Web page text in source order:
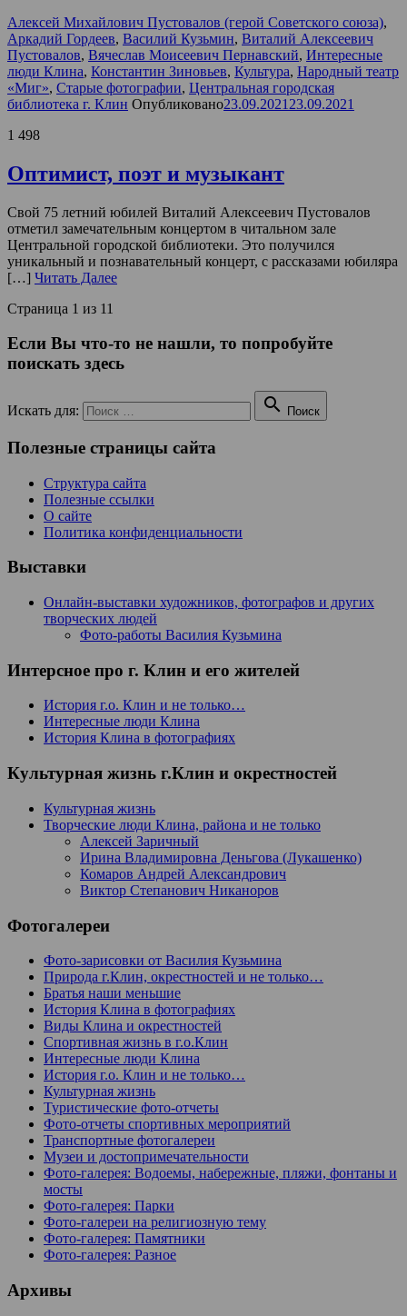
Алексей Михайлович Пустовалов (герой Советского союза),
Аркадий Гордеев, Василий Кузьмин, Виталий Алексеевич
Пустовалов, Вячеслав Моисеевич Пернавский, Интересные
люди Клина, Константин Зиновьев, Культура, Народный театр
«Миг», Старые фотографии, Центральная городская
библиотека г. Клин Опубликовано23.09.2021 23.09.2021
1 498
Оптимист, поэт и музыкант
Свой 75 летний юбилей Виталий Алексеевич Пустовалов
отметил замечательным концертом в читальном зале
Центральной городской библиотеки. Это получился
уникальный и познавательный концерт, с рассказами юбиляра
[…] Читать Далее
Страница 1 из 11
Если Вы что-то не нашли, то попробуйте
поискать здесь
Искать для:  Поиск
Полезные страницы сайта
Структура сайта
Полезные ссылки
О сайте
Политика конфиденциальности
Выставки
Онлайн-выставки художников, фотографов и других
творческих людей
Фото-работы Василия Кузьмина
Интерсное про г. Клин и его жителей
История г.о. Клин и не только…
Интересные люди Клина
История Клина в фотографиях
Культурная жизнь г.Клин и окрестностей
Культурная жизнь
Творческие люди Клина, района и не только
Алексей Заричный
Ирина Владимировна Деньгова (Лукашенко)
Комаров Андрей Александрович
Виктор Степанович Никаноров
Фотогалереи
Фото-зарисовки от Василия Кузьмина
Природа г.Клин, окрестностей и не только…
Братья наши меньшие
История Клина в фотографиях
Виды Клина и окрестностей
Спортивная жизнь в г.о.Клин
Интересные люди Клина
История г.о. Клин и не только…
Культурная жизнь
Туристические фото-отчеты
Фото-отчеты спортивных мероприятий
Транспортные фотогалереи
Музеи и достопримечательности
Фото-галерея: Водоемы, набережные, пляжи, фонтаны и
мосты
Фото-галерея: Парки
Фото-галереи на религиозную тему
Фото-галерея: Памятники
Фото-галерея: Разное
Архивы